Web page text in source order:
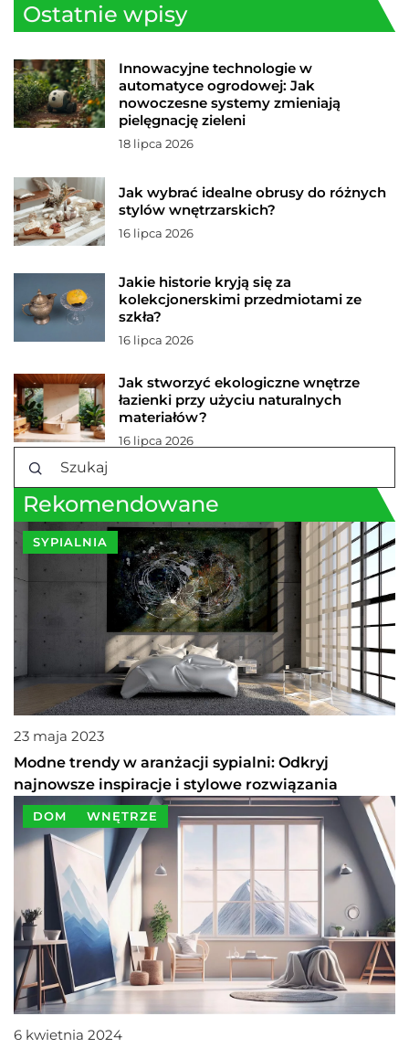
Ostatnie wpisy
Innowacyjne technologie w
automatyce ogrodowej: Jak
nowoczesne systemy zmieniają
pielęgnację zieleni
18 lipca 2026
Jak wybrać idealne obrusy do różnych
stylów wnętrzarskich?
16 lipca 2026
Jakie historie kryją się za
kolekcjonerskimi przedmiotami ze
szkła?
16 lipca 2026
Jak stworzyć ekologiczne wnętrze
łazienki przy użyciu naturalnych
materiałów?
16 lipca 2026
Rekomendowane
SYPIALNIA
23 maja 2023
Modne trendy w aranżacji sypialni: Odkryj
najnowsze inspiracje i stylowe rozwiązania
DOM WNĘTRZE
6 kwietnia 2024